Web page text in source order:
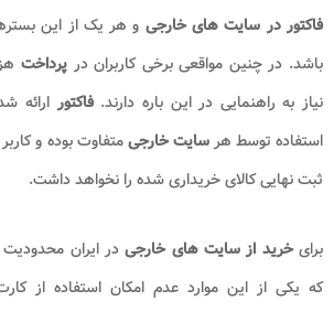
فاکتور در سایت های خارجی و هر یک از این
باشد. در چنین مواقعی برخی کاربران درپرداخت
نیاز به راهنمایی در این باره دارند.فاکتورارائه
استفاده توسط هرسایت خارجیمتفاوت بوده و
ثبت نهایی کالای خریداری شده را نخواهد داشت.
برایخرید از سایت های خارجیدر ایران
که یکی از این موارد عدم امکان استفاده از